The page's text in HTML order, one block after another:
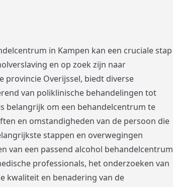
in Kampen kan een cruciale stap
en op zoek zijn naar
provincie Overijssel, biedt diverse
van poliklinische behandelingen tot
belangrijk om een behandelcentrum te
en omstandigheden van de persoon die
stappen en overwegingen
van een passend alcohol behandelcentrum
professionals, het onderzoeken van
kwaliteit en benadering van de